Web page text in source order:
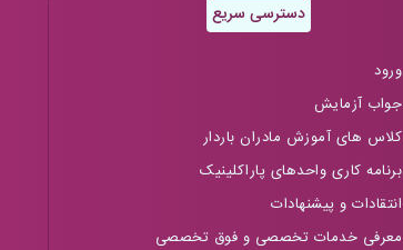
دسترسی سریع
ورود
جواب آزمایش
کلاس های آموزش مادران باردار
برنامه کاری واحدهای پاراکلینیک
انتقادات و پیشنهادات
معرفی خدمات تخصصی و فوق تخصصی